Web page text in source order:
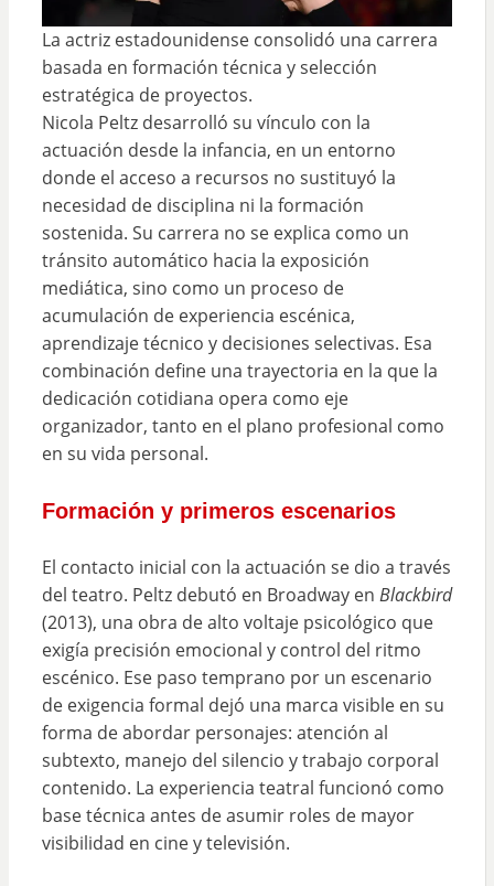
La actriz estadounidense consolidó una carrera
basada en formación técnica y selección
estratégica de proyectos.
Nicola Peltz desarrolló su vínculo con la
actuación desde la infancia, en un entorno
donde el acceso a recursos no sustituyó la
necesidad de disciplina ni la formación
sostenida. Su carrera no se explica como un
tránsito automático hacia la exposición
mediática, sino como un proceso de
acumulación de experiencia escénica,
aprendizaje técnico y decisiones selectivas. Esa
combinación define una trayectoria en la que la
dedicación cotidiana opera como eje
organizador, tanto en el plano profesional como
en su vida personal.
Formación y primeros escenarios
El contacto inicial con la actuación se dio a través
del teatro. Peltz debutó en Broadway en Blackbird
(2013), una obra de alto voltaje psicológico que
exigía precisión emocional y control del ritmo
escénico. Ese paso temprano por un escenario
de exigencia formal dejó una marca visible en su
forma de abordar personajes: atención al
subtexto, manejo del silencio y trabajo corporal
contenido. La experiencia teatral funcionó como
base técnica antes de asumir roles de mayor
visibilidad en cine y televisión.